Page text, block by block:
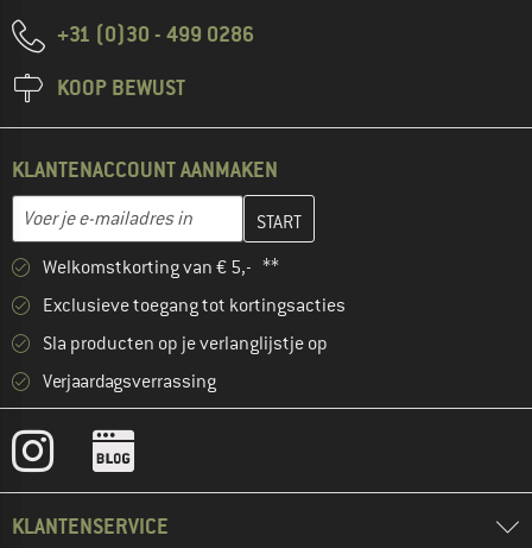
+31 (0)30 - 499 0286
KOOP BEWUST
KLANTENACCOUNT AANMAKEN
E-mailadres
Vul je e-mailadres hier in en maak in de volgende stap je
Welkomstkorting van € 5,- **
Exclusieve toegang tot kortingsacties
Sla producten op je verlanglijstje op
Verjaardagsverrassing
KLANTENSERVICE